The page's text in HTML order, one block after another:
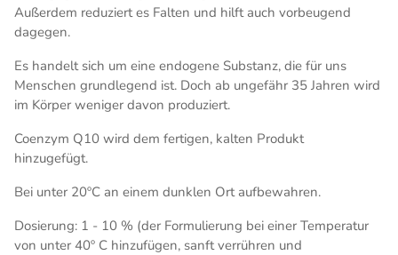
Außerdem reduziert es Falten und hilft auch vorbeugend
dagegen.
Es handelt sich um eine endogene Substanz, die für uns
Menschen grundlegend ist. Doch ab ungefähr 35 Jahren wird
im Körper weniger davon produziert.
Coenzym Q10 wird dem fertigen, kalten Produkt
hinzugefügt.
Bei unter 20ºC an einem dunklen Ort aufbewahren.
Dosierung: 1 - 10 % (der Formulierung bei einer Temperatur
von unter 40º C hinzufügen, sanft verrühren und